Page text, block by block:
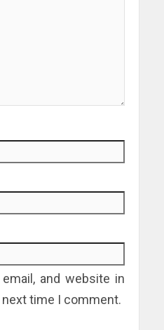
and website in
time I comment.